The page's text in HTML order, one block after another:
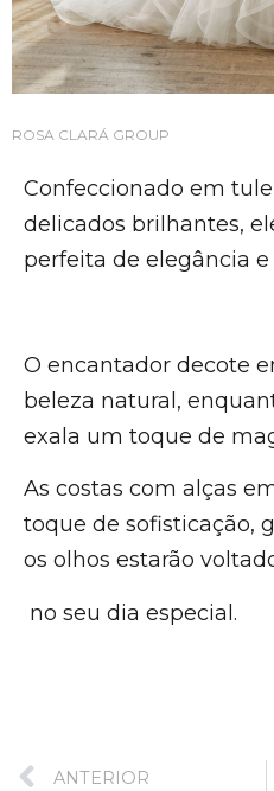
ROSA CLARÁ GROUP
Confeccionado em
delicados brilhantes,
perfeita de elegância e
O encantador decote
beleza natural,
exala um toque de
As costas com alças
toque de sofisticação,
os olhos estarão
no seu dia especial.
ANTERIOR